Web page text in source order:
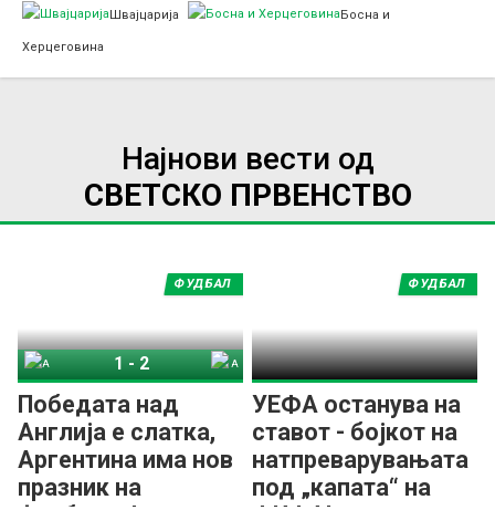
Швајцарија Босна и
Херцеговина
Најнови вести од
СВЕТСКО ПРВЕНСТВО
Победата над
Англија е слатка,
Аргентина има нов
празник на
фудбалот!
ФУДБАЛ
1 - 2
УЕФА останува на
ставот - бојкот на
натпреварувањата
под „капата“ на
ФИФА!
ФУДБАЛ